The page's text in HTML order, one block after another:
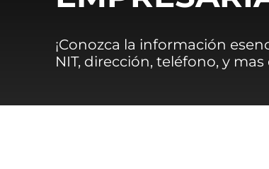
¡Conozca la información
NIT, dirección, teléfono, y